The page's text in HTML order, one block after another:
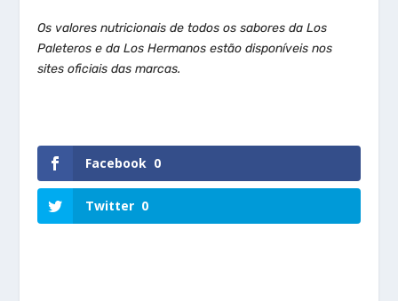
Os valores nutricionais de todos os sabores da Los
Paleteros e da Los Hermanos estão disponíveis nos
sites oficiais das marcas.
Facebook 0
Twitter 0